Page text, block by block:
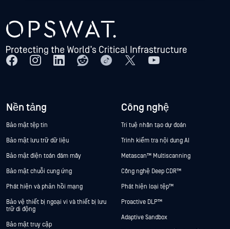
Nền tảng
Bảo mật tệp tin
Bảo mật lưu trữ dữ liệu
Bảo mật điện toán đám mây
Bảo mật chuỗi cung ứng
Phát hiện và phản hồi mạng
Bảo vệ thiết bị ngoại vi và thiết bị lưu
trữ di động
Bảo mật truy cập
Công nghệ
Trí tuệ nhân tạo dự đoán
Trình kiểm tra nội dung AI
Metascan™ Multiscanning
Công nghệ Deep CDR™
Phát hiện loại tệp™
Proactive DLP™
Adaptive Sandbox